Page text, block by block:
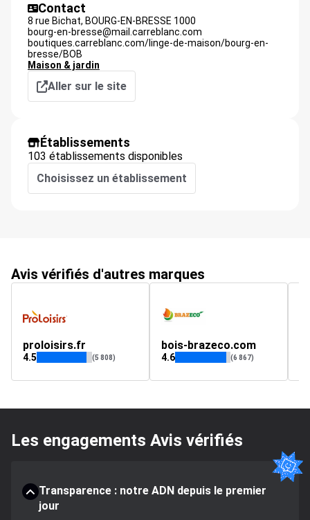
Contact
8 rue Bichat, BOURG-EN-BRESSE 1000
bourg-en-bresse@mail.carreblanc.com
boutiques.carreblanc.com/linge-de-maison/bourg-en-
bresse/BOB
Maison & jardin
Aller sur le site
Établissements
103 établissements disponibles
Choisissez un établissement
Avis vérifiés d'autres marques
proloisirs.fr
4.5 (5 808)
bois-brazeco.com
4.6 (6 867)
Les engagements Avis vérifiés
Transparence : notre ADN depuis le premier
jour